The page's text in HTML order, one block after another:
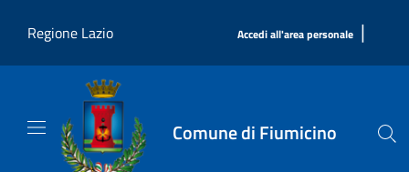
Regione Lazio
Accedi all'area personale |
Comune di Fiumicino